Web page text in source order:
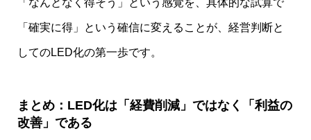
「なんとなく得そう」という感覚を、具体的な試算で
「確実に得」という確信に変えることが、経営判断と
してのLED化の第一歩です。
まとめ：LED化は「経費削減」ではなく「利益の
改善」である